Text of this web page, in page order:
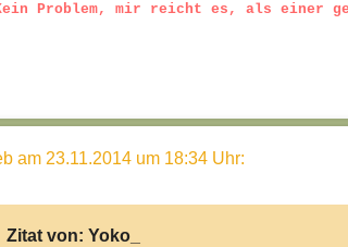
Problem, mir reicht es, als einer
am 23.11.2014 um 18:34 Uhr:
Zitat von: Yoko_